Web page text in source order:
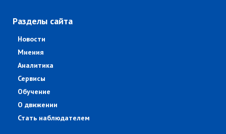
Разделы сайта
Новости
Мнения
Аналитика
Сервисы
Обучение
О движении
Стать наблюдателем